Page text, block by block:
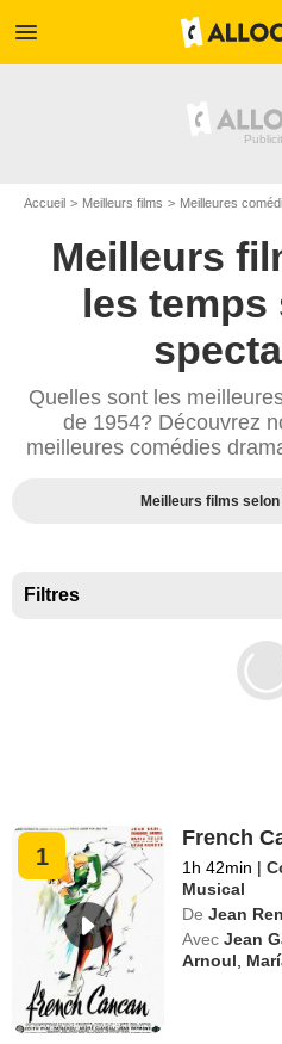
menu
Accueil Meilleurs films Meilleures
Meilleurs
les temps
Quelles sont les
de 1954? Découvrez
meilleures comédies
Meilleurs films
Filtres
1
French
1h 42min |
Musical
De Jean
Avec Jean
Arnoul